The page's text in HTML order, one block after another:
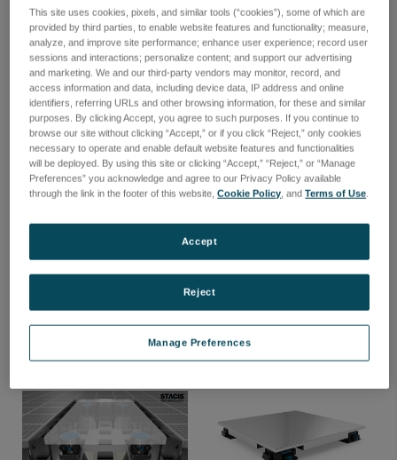
STACIS IIIc
This site uses cookies, pixels, and similar tools (“cookies”), some of which are
provided by third parties, to enable website features and functionality; measure,
analyze, and improve site performance; enhance user experience; record user
sessions and interactions; personalize content; and support our advertising
and marketing. We and our third-party vendors may monitor, record, and
access information and data, including device data, IP address and online
identifiers, referring URLs and other browsing information, for these and similar
purposes. By clicking Accept, you agree to such purposes. If you continue to
browse our site without clicking “Accept,” or if you click “Reject,” only cookies
necessary to operate and enable default website features and functionalities
will be deployed. By using this site or clicking “Accept,” “Reject,” or “Manage
Preferences” you acknowledge and agree to our Privacy Policy available
through the link in the footer of this website,Cookie Policy , andTerms of Use
Manage Preferences
Reject
Accept